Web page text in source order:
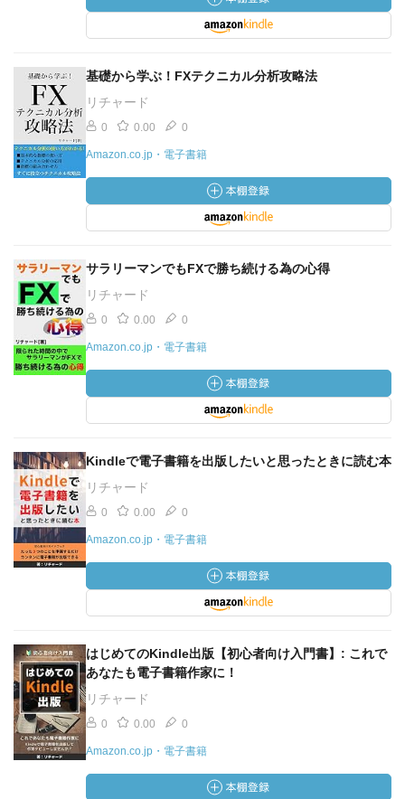
基礎から学ぶ！FXテクニカル分析攻略法
リチャード
0 0.00 0
Amazon.co.jp・電子書籍
サラリーマンでもFXで勝ち続ける為の心得
リチャード
0 0.00 0
Amazon.co.jp・電子書籍
Kindleで電子書籍を出版したいと思ったときに読む本
リチャード
0 0.00 0
Amazon.co.jp・電子書籍
はじめてのKindle出版【初心者向け入門書】: これで
あなたも電子書籍作家に！
リチャード
0 0.00 0
Amazon.co.jp・電子書籍